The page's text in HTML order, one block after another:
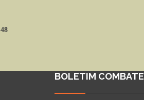
48
BOLETIM COMBATE